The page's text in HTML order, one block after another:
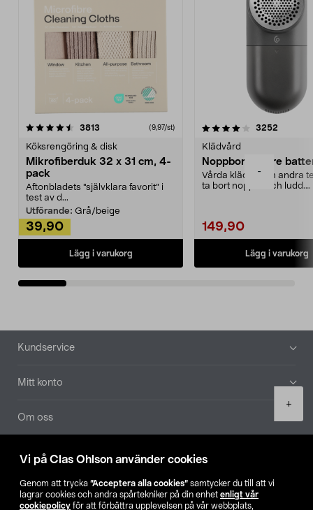
Vi på Clas Ohlson använder cookies
Genom att trycka ”Acceptera alla cookies” samtycker du till att vi
lagrar cookies och andra spårtekniker på din enhet enligt vår
cookiepolicy för att förbättra upplevelsen på vår webbplats,
-
+
3813 (9,97/st)
Köksrengöring & disk
Mikrofiberduk 32 x 31 cm, 4-
pack
Aftonbladets "självklara favorit” i
test av d...
Utförande: Grå/beige
39,90
Lägg i varukorg
4.0av 5 stjärnor 3252
Klädvård
Noppborttagare
Vårda kläder och andra
ta bort noppor och ludd.
149,90
Lägg i varukorg
4.5av 5 stjärnor
Sidfot
Kundservice
Mitt konto
Om oss
Aktuellt
Våra bolag